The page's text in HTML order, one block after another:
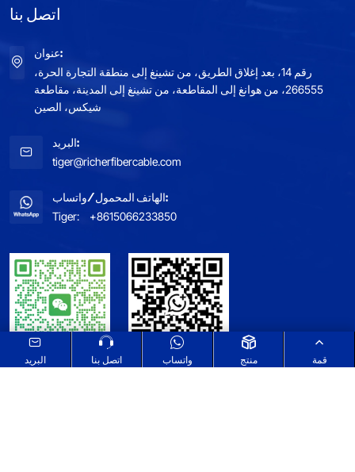
اتصل بنا
عنوان:
رقم 14، بعد إغلاق الطريق، من تشينغ إلى منطقة التجارة الحرة،
266555، من هوانغ إلى المقاطعة، من تشينغ إلى المدينة، مقاطعة
شيكس، الصين
البريد:
tiger@richerfibercable.com
الهاتف المحمول/واتساب:
Tiger:
+8615066233850
البريد اتصل بنا واتساب منتج قمة